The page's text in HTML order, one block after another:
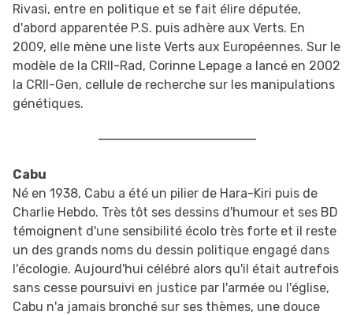
Rivasi, entre en politique et se fait élire députée,
d'abord apparentée P.S. puis adhère aux Verts. En
2009, elle mène une liste Verts aux Européennes. Sur le
modèle de la CRII-Rad, Corinne Lepage a lancé en 2002
la CRII-Gen, cellule de recherche sur les manipulations
génétiques.
Cabu
Né en 1938, Cabu a été un pilier de Hara-Kiri puis de
Charlie Hebdo. Très tôt ses dessins d'humour et ses BD
témoignent d'une sensibilité écolo très forte et il reste
un des grands noms du dessin politique engagé dans
l'écologie. Aujourd'hui célébré alors qu'il était autrefois
sans cesse poursuivi en justice par l'armée ou l'église,
Cabu n'a jamais bronché sur ses thèmes, une douce